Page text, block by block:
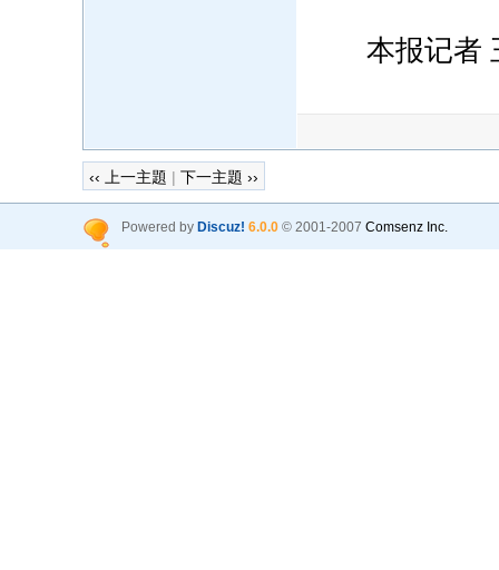
本报记者
‹‹ 上一主題 | 下一主題 ››
Powered by Discuz! 6.0.0© 2001-2007 Comsenz Inc.